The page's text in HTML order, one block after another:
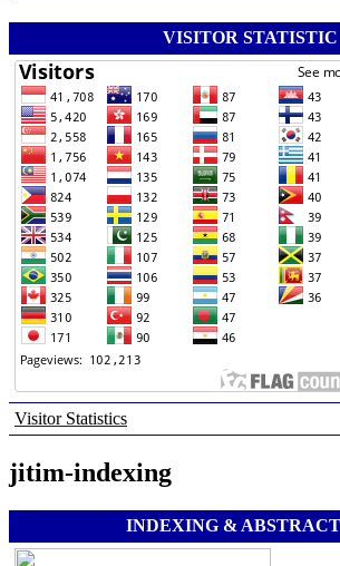
VISITOR STATISTIC
Visitor Statistics
jitim-indexing
INDEXING &